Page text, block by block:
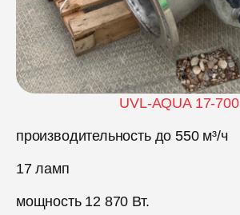
UVL-AQUA 17-700
производительность до 550 м³/ч
17 ламп
мощность 12 870 Вт.